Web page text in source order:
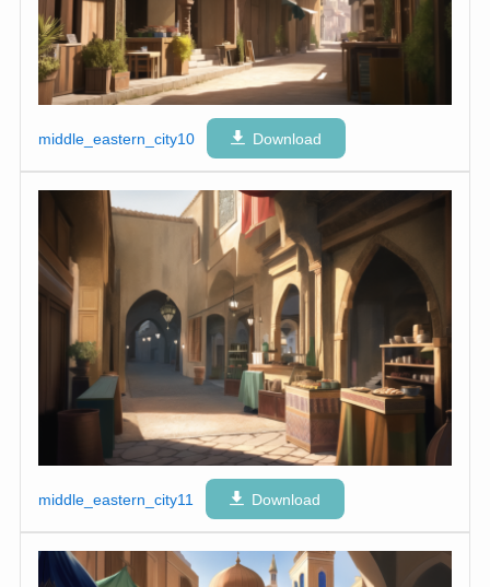
middle_eastern_city10 Download
middle_eastern_city11 Download